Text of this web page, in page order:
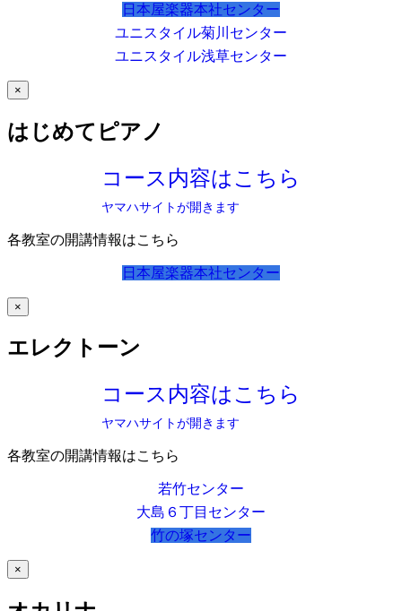
日本屋楽器本社センター
ユニスタイル菊川センター
ユニスタイル浅草センター
×
はじめてピアノ
コース内容はこちら
ヤマハサイトが開きます
各教室の開講情報はこちら
日本屋楽器本社センター
×
エレクトーン
コース内容はこちら
ヤマハサイトが開きます
各教室の開講情報はこちら
若竹センター
大島６丁目センター
竹の塚センター
×